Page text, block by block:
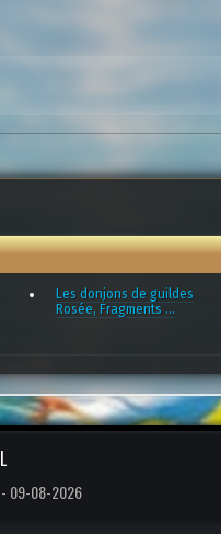
Les donjons de guildes
Rosée, Fragments ...
09-08-2026